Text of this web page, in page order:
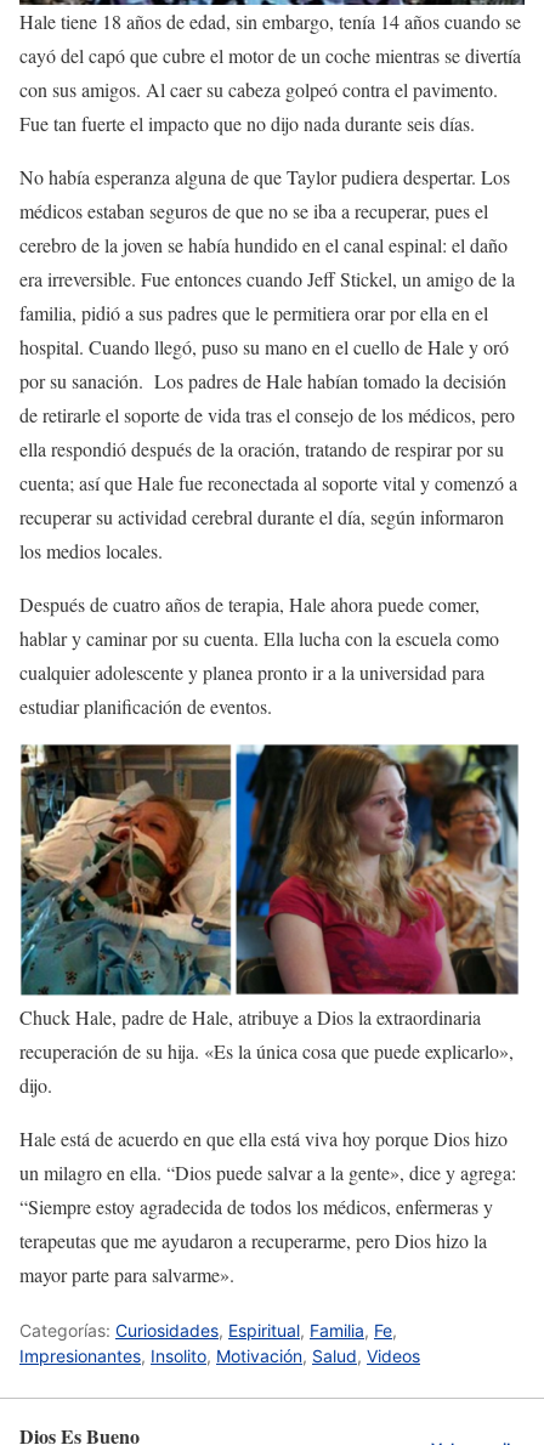
Hale tiene 18 años de edad, sin embargo, tenía 14 años cuando se
cayó del capó que cubre el motor de un coche mientras se divertía
con sus amigos. Al caer su cabeza golpeó contra el pavimento.
Fue tan fuerte el impacto que no dijo nada durante seis días.
No había esperanza alguna de que Taylor pudiera despertar. Los
médicos estaban seguros de que no se iba a recuperar, pues el
cerebro de la joven se había hundido en el canal espinal: el daño
era irreversible. Fue entonces cuando Jeff Stickel, un amigo de la
familia, pidió a sus padres que le permitiera orar por ella en el
hospital. Cuando llegó, puso su mano en el cuello de Hale y oró
por su sanación. Los padres de Hale habían tomado la decisión
de retirarle el soporte de vida tras el consejo de los médicos, pero
ella respondió después de la oración, tratando de respirar por su
cuenta; así que Hale fue reconectada al soporte vital y comenzó a
recuperar su actividad cerebral durante el día, según informaron
los medios locales.
Después de cuatro años de terapia, Hale ahora puede comer,
hablar y caminar por su cuenta. Ella lucha con la escuela como
cualquier adolescente y planea pronto ir a la universidad para
estudiar planificación de eventos.
Chuck Hale, padre de Hale, atribuye a Dios la extraordinaria
recuperación de su hija. «Es la única cosa que puede explicarlo»,
dijo.
Hale está de acuerdo en que ella está viva hoy porque Dios hizo
un milagro en ella. “Dios puede salvar a la gente», dice y agrega:
“Siempre estoy agradecida de todos los médicos, enfermeras y
terapeutas que me ayudaron a recuperarme, pero Dios hizo la
mayor parte para salvarme».
Categorías: Curiosidades, Espiritual, Familia, Fe,
Impresionantes, Insolito, Motivación, Salud, Videos
Dios Es Bueno